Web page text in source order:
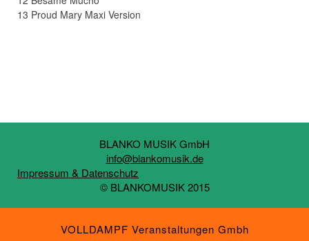
13 Proud Mary Maxi Version
BLANKO MUSIK GmbH
info@blankomusik.de
Impressum & Datenschutz
© BLANKOMUSIK 2015
VOLLDAMPF Veranstaltungen Gmbh